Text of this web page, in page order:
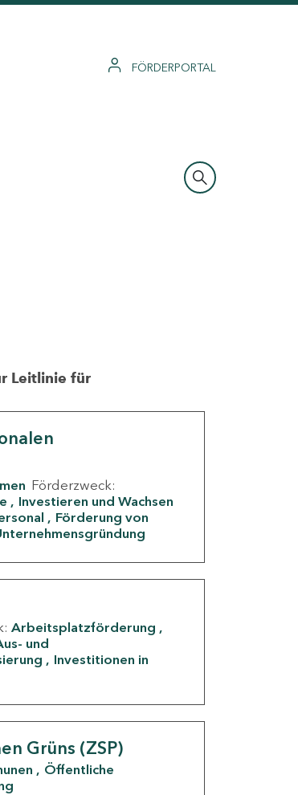
FÖRDERPORTAL
Leitlinie für
Förderzweck:
Investieren und Wachsen
Förderung von
Arbeitsplatzförderung
und
Investitionen in
Grüns (ZSP)
Öffentliche